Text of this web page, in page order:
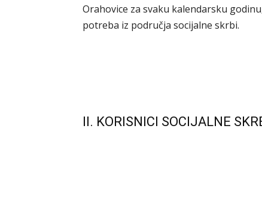
Orahovice za svaku kalendarsku
potreba iz područja socijalne skrbi.
II. KORISNICI SOCIJALNE